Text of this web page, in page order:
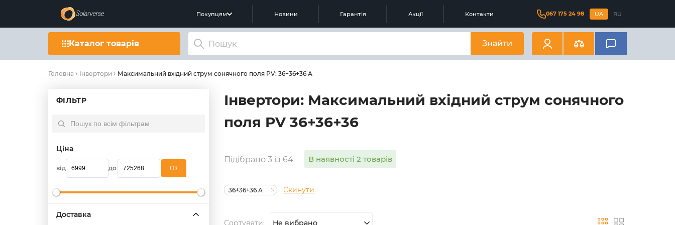
Покупцям Новини Гарантія Акції Контакти 067 175 24 98 UA RU
Каталог товарів Знайти
Головна Інвертори Максимальний вхідний струм сонячного поля PV: 36+36+36 A
ФІЛЬТР
Ціна
від до OК
Доставка
Інвертори: Максимальний вхідний струм сонячного
поля PV 36+36+36
Підібрано 3 із 64 В наявності 2 товарів
36+36+36 A Скинути
Сортувати: Не вибрано